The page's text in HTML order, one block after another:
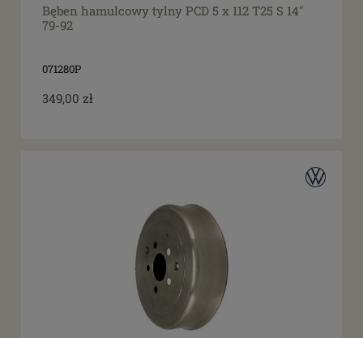
Bęben hamulcowy tylny PCD 5 x 112 T25 S 14"
79-92
071280P
349,00 zł